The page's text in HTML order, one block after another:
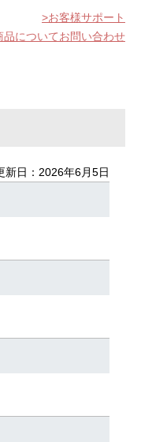
お客様サポート
品についてお問い合わせ
新日：2026年6月5日